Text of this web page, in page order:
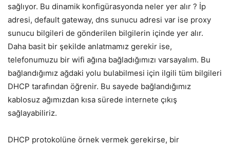
sağlıyor. Bu dinamik konfigürasyonda neler yer alır ? İp
adresi, default gateway, dns sunucu adresi var ise proxy
sunucu bilgileri de gönderilen bilgilerin içinde yer alır.
Daha basit bir şekilde anlatmamız gerekir ise,
telefonumuzu bir wifi ağına bağladığımızı varsayalım. Bu
bağlandığımız ağdaki yolu bulabilmesi için ilgili tüm bilgileri
DHCP tarafından öğrenir. Bu sayede bağlandığımız
kablosuz ağımızdan kısa sürede internete çıkış
sağlayabiliriz.
DHCP protokolüne örnek vermek gerekirse, bir